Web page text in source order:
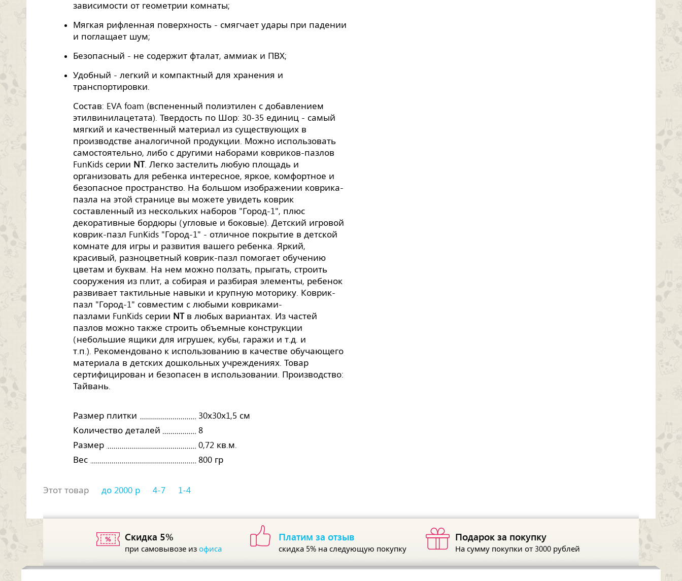
зависимости от геометрии комнаты;
Мягкая рифленная поверхность - смягчает удары при падении
и поглащает шум;
Безопасный - не содержит фталат, аммиак и ПВХ;
Удобный - легкий и компактный для хранения и
транспортировки.
Состав: EVA foam (вспененный полиэтилен с добавлением
этилвинилацетата). Твердость по Шор: 30-35 единиц - самый
мягкий и качественный материал из существующих в
производстве аналогичной продукции. Можно использовать
самостоятельно, либо с другими наборами ковриков-пазлов
FunKids серии NT. Легко застелить любую площадь и
организовать для ребенка интересное, яркое, комфортное и
безопасное пространство. На большом изображении коврика-
пазла на этой странице вы можете увидеть коврик
составленный из нескольких наборов "Город-1", плюс
декоративные бордюры (угловые и боковые). Детский игровой
коврик-пазл FunKids "Город-1" - отличное покрытие в детской
комнате для игры и развития вашего ребенка. Яркий,
красивый, разноцветный коврик-пазл помогает обучению
цветам и буквам. На нем можно ползать, прыгать, строить
сооружения из плит, а собирая и разбирая элементы, ребенок
развивает тактильные навыки и крупную моторику. Коврик-
пазл "Город-1" совместим с любыми ковриками-
пазлами FunKids серии NTв любых вариантах. Из частей
пазлов можно также строить объемные конструкции
(небольшие ящики для игрушек, кубы, гаражи и т.д. и
т.п.). Рекомендовано к использованию в качестве обучающего
материала в детских дошкольных учреждениях. Товар
сертифицирован и безопасен в использовании. Производство:
Тайвань.
Размер плитки
30х30х1,5 см
Количество деталей
8
Размер
0,72 кв.м.
Вес
800 гр
Этот товар до 2000 р 4-7 1-4
Скидка 5%
при самовывозе изофиса
Платим за отзыв
скидка 5% на следующую покупку
Подарок за покупку
На сумму покупки от 3000 рублей